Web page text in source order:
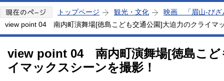
トップページ 観光・文化
映画 「眉山-び
view point 04 南内町演舞場[徳島こども交通公園]大迫力のクライマ
view point 04 南内町演舞場[徳島こど
イマックスシーンを撮影！